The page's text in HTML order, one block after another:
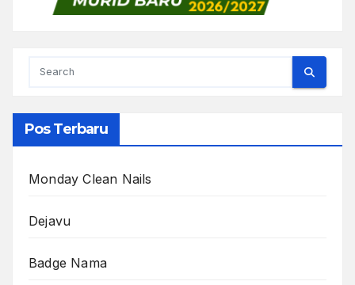
Pos Terbaru
Monday Clean Nails
Dejavu
Badge Nama